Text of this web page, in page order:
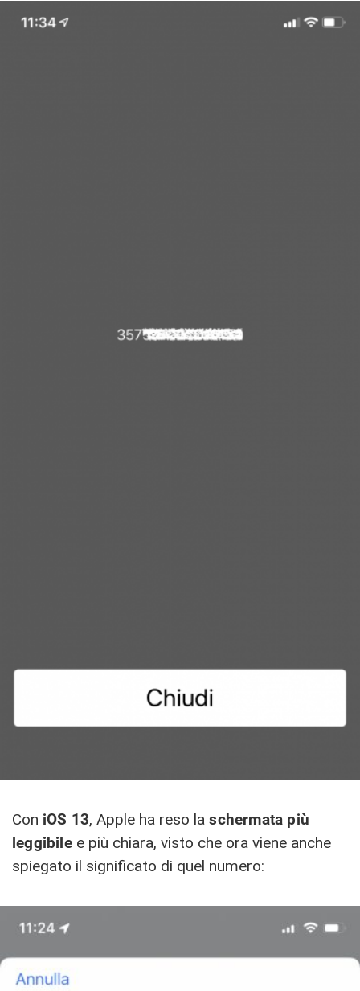
Con iOS 13, Apple ha reso la schermata più
leggibilee più chiara, visto che ora viene anche
spiegato il significato di quel numero: